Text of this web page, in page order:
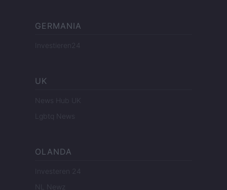
GERMANIA
Investieren24
UK
News Hub UK
Lgbtq News
OLANDA
Investeren 24
NL Newz